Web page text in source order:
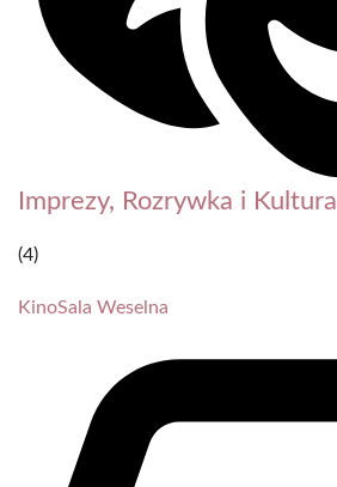
Imprezy, Rozrywka i Kultura
(4)
KinoSala Weselna